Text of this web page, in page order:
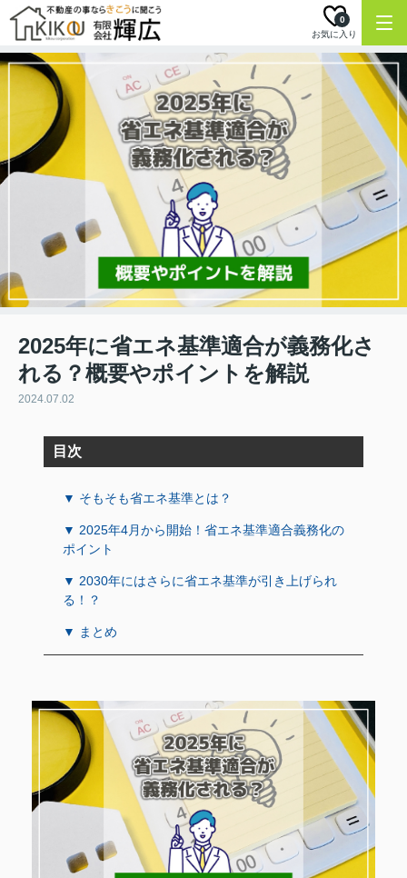
お気に入り
0
2025年に省エネ基準適合が義務化さ
れる？概要やポイントを解説
2024.07.02
目次
▼ そもそも省エネ基準とは？
▼ 2025年4月から開始！省エネ基準適合義務化の
ポイント
▼ 2030年にはさらに省エネ基準が引き上げられ
る！？
▼ まとめ